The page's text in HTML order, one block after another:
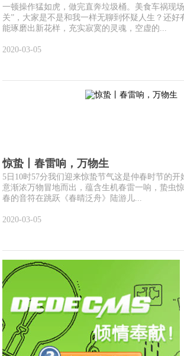
一顿操作猛如虎，做完直奔垃圾桶。美食车祸现
关”，大家是不是和我一样无聊到怀疑人生？还好
能琢磨出新花样，充实寂寞的灵魂，空虚的...
2020-03-05
惊蛰丨春雷响，万物生
5日10时57分我们迎来惊蛰节气这是仲春时节的开
意渐浓万物冒地而出，蕴含生机春雷一响，蛰虫
春的音符在跳跃《春晴泛舟》陆游儿...
2020-03-05